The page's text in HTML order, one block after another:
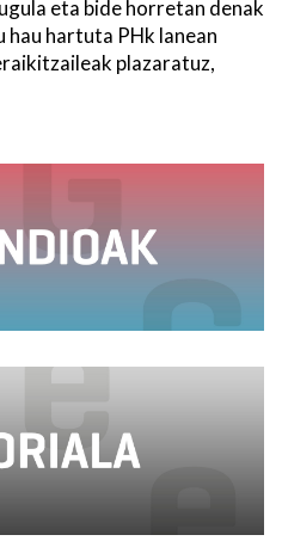
eta bide horretan denak
hau hartuta PHk lanean
plazaratuz,